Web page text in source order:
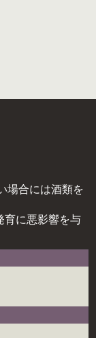
場合には酒類を
育に悪影響を与